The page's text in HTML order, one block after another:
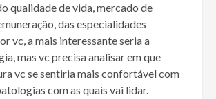
qualidade de vida, mercado de
das especialidades
vc, a mais interessante seria a
mas vc precisa analisar em que
vc se sentiria mais confortável com
com as quais vai lidar.